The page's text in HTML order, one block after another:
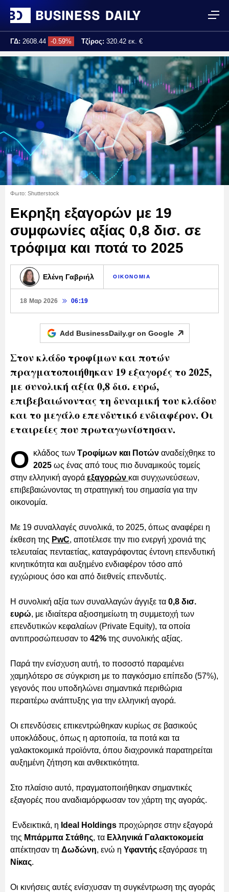
ΓΔ: 2608.44 -0.59% Τζίρος: 320.42 εκ. €
Τελ. ενημέρωση: 17:25:02
Φωτο: Shutterstock
Εκρηξη εξαγορών με 19
συμφωνίες αξίας 0,8 δισ. σε
τρόφιμα και ποτά το 2025
Ελένη Γαβριήλ ΟΙΚΟΝΟΜΙΑ
18 Μαρ 2026 06:19
Add BusinessDaily.gr on Google
Στον κλάδο τροφίμων και ποτών
πραγματοποιήθηκαν 19 εξαγορές το 2025,
με συνολική αξία 0,8 δισ. ευρώ,
επιβεβαιώνοντας τη δυναμική του κλάδου
και το μεγάλο επενδυτικό ενδιαφέρον. Οι
εταιρείες που πρωταγωνίστησαν.
Ο κλάδος των Τροφίμων και Ποτών αναδείχθηκε το
2025 ως ένας από τους πιο δυναμικούς τομείς
στην ελληνική αγορά εξαγορών και συγχωνεύσεων,
επιβεβαιώνοντας τη στρατηγική του σημασία για την
οικονομία.
Με 19 συναλλαγές συνολικά, το 2025, όπως αναφέρει η
έκθεση της PwC, αποτέλεσε την πιο ενεργή χρονιά της
τελευταίας πενταετίας, καταγράφοντας έντονη επενδυτική
κινητικότητα και αυξημένο ενδιαφέρον τόσο από
εγχώριους όσο και από διεθνείς επενδυτές.
Η συνολική αξία των συναλλαγών άγγιξε τα 0,8 δισ.
ευρώ, με ιδιαίτερα αξιοσημείωτη τη συμμετοχή των
επενδυτικών κεφαλαίων (Private Equity), τα οποία
αντιπροσώπευσαν το 42% της συνολικής αξίας.
Παρά την ενίσχυση αυτή, το ποσοστό παραμένει
χαμηλότερο σε σύγκριση με το παγκόσμιο επίπεδο (57%),
γεγονός που υποδηλώνει σημαντικά περιθώρια
περαιτέρω ανάπτυξης για την ελληνική αγορά.
Οι επενδύσεις επικεντρώθηκαν κυρίως σε βασικούς
υποκλάδους, όπως η αρτοποιία, τα ποτά και τα
γαλακτοκομικά προϊόντα, όπου διαχρονικά παρατηρείται
αυξημένη ζήτηση και ανθεκτικότητα.
Στο πλαίσιο αυτό, πραγματοποιήθηκαν σημαντικές
εξαγορές που αναδιαμόρφωσαν τον χάρτη της αγοράς.
Ενδεικτικά, η Ideal Holdings προχώρησε στην εξαγορά
της Μπάρμπα Στάθης, τα Ελληνικά Γαλακτοκομεία
απέκτησαν τη Δωδώνη, ενώ η Υφαντής εξαγόρασε τη
Νίκας.
Οι κινήσεις αυτές ενίσχυσαν τη συγκέντρωση της αγοράς